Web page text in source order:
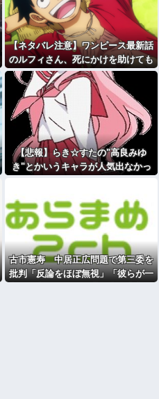
【ネタバレ注意】ワンピース最新話
のルフィさん、死にかけを助けても
らったジジイに悪態を吐いてしま
う・・・
【悲報】らき☆すたの"高良みゆ
き"とかいうキャラが人気出なかっ
古市憲寿 中居正広問題で第三委を
批判「反論をほぼ無視」「彼らが一